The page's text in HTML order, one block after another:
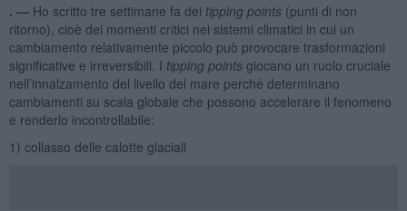
. — Ho scritto tre settimane fa dei tipping points(punti di non
ritorno), cioè dei momenti critici nei sistemi climatici in cui un
cambiamento relativamente piccolo può provocare trasformazioni
significative e irreversibili. I tipping pointsgiocano un ruolo cruciale
nell’innalzamento del livello del mare perché determinano
cambiamenti su scala globale che possono accelerare il fenomeno
e renderlo incontrollabile:
1) collasso delle calotte glaciali